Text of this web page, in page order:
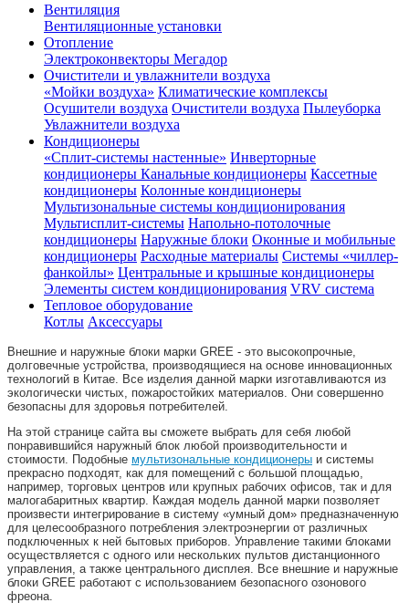
Вентиляция
Вентиляционные установки
Отопление
Электроконвекторы Мегадор
Очистители и увлажнители воздуха
«Мойки воздуха» Климатические комплексы
Осушители воздуха Очистители воздуха Пылеуборка
Увлажнители воздуха
Кондиционеры
«Сплит-системы настенные» Инверторные
кондиционеры Канальные кондиционеры Кассетные
кондиционеры Колонные кондиционеры
Мультизональные системы кондиционирования
Мультисплит-системы Напольно-потолочные
кондиционеры Наружные блоки Оконные и мобильные
кондиционеры Расходные материалы Системы «чиллер-
фанкойлы» Центральные и крышные кондиционеры
Элементы систем кондиционирования VRV система
Тепловое оборудование
Котлы Аксессуары
Внешние и наружные блоки марки GREE - это высокопрочные,
долговечные устройства, производящиеся на основе инновационных
технологий в Китае. Все изделия данной марки изготавливаются из
экологически чистых, пожаростойких материалов. Они совершенно
безопасны для здоровья потребителей.
На этой странице сайта вы сможете выбрать для себя любой
понравившийся наружный блок любой производительности и
стоимости. Подобные мультизональные кондиционеры и системы
прекрасно подходят, как для помещений с большой площадью,
например, торговых центров или крупных рабочих офисов, так и для
малогабаритных квартир. Каждая модель данной марки позволяет
произвести интегрирование в систему «умный дом» предназначенную
для целесообразного потребления электроэнергии от различных
подключенных к ней бытовых приборов. Управление такими блоками
осуществляется с одного или нескольких пультов дистанционного
управления, а также центрального дисплея. Все внешние и наружные
блоки GREE работают с использованием безопасного озонового
фреона.